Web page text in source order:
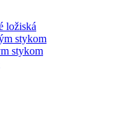
ložiská
stykom
stykom